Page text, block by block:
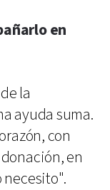
en
la
ayuda suma.
con
en
necesito".